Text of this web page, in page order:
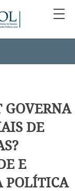
GOVERNA
DE
E
POLÍTICA